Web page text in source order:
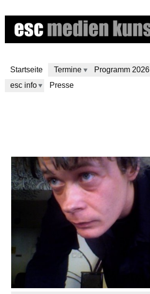
zum
Inhalt
Startseite Termine Programm 2026
esc info
Presse
c
m
d
e